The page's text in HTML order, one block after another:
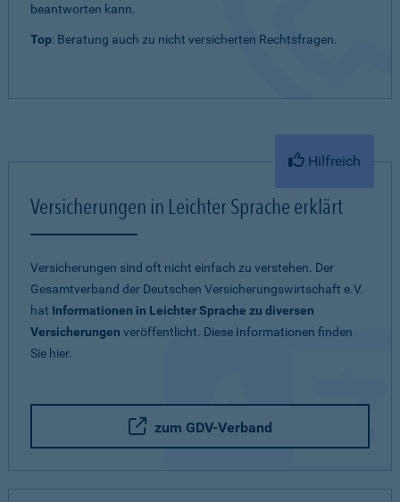
beantworten kann.
Top: Beratung auch zu nicht versicherten Rechtsfragen.
Hilfreich
Versicherungen in Leichter Sprache erklärt
Versicherungen sind oft nicht einfach zu verstehen. Der
Gesamtverband der Deutschen Versicherungswirtschaft e.V.
hat Informationen in Leichter Sprache zu diversen
Versicherungen veröffentlicht. Diese Informationen finden
Sie hier.
zum GDV-Verband